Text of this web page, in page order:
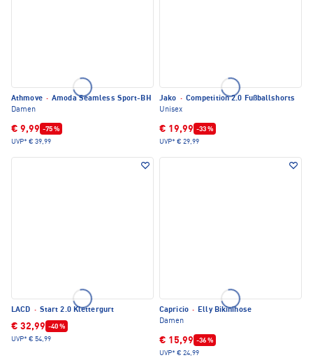
Athmove · Amoda Seamless Sport-BH
Damen
€ 9,99 -75 %
UVP* € 39,99
Jako · Competition 2.0 Fußballshorts
Unisex
€ 19,99 -33 %
UVP* € 29,99
LACD · Start 2.0 Klettergurt
€ 32,99 -40 %
UVP* € 54,99
Capricio · Elly Bikinihose
Damen
€ 15,99 -36 %
UVP* € 24,99